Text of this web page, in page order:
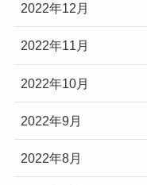
2022年12月
2022年11月
2022年10月
2022年9月
2022年8月